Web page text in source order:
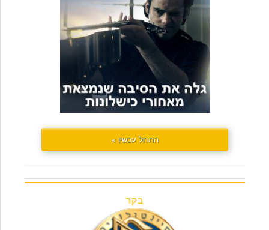
התחל עכשיו »
בקר